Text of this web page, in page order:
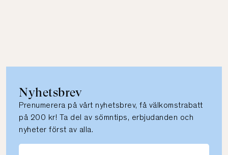
Nyhetsbrev
Prenumerera på vårt nyhetsbrev, få välkomstrabatt
på 200 kr! Ta del av sömntips, erbjudanden och
nyheter först av alla.